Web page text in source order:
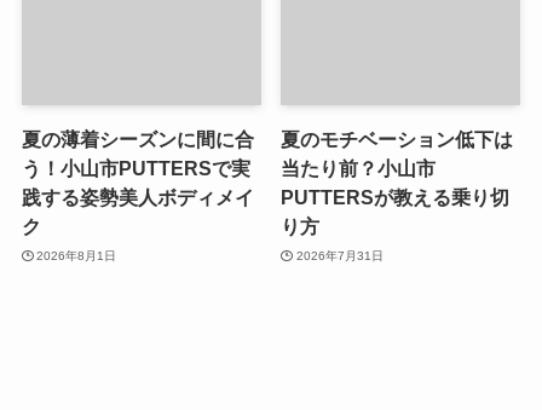
夏の薄着シーズンに間に合
う！小山市PUTTERSで実
践する姿勢美人ボディメイ
ク
2026年8月1日
夏のモチベーション低下は
当たり前？小山市
PUTTERSが教える乗り切
り方
2026年7月31日